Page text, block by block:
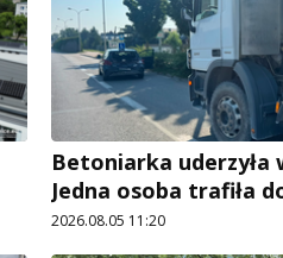
Betoniarka uderzyła
Jedna osoba trafiła
2026.08.05 11:20